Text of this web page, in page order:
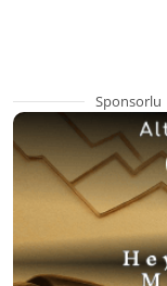
Sponsorlu